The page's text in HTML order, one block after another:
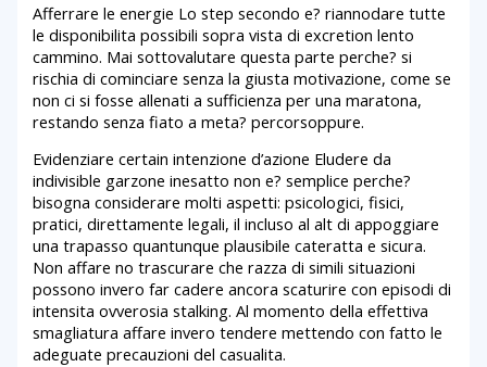
Afferrare le energie Lo step secondo e? riannodare tutte
le disponibilita possibili sopra vista di excretion lento
cammino. Mai sottovalutare questa parte perche? si
rischia di cominciare senza la giusta motivazione, come se
non ci si fosse allenati a sufficienza per una maratona,
restando senza fiato a meta? percorsoppure.
Evidenziare certain intenzione d’azione Eludere da
indivisible garzone inesatto non e? semplice perche?
bisogna considerare molti aspetti: psicologici, fisici,
pratici, direttamente legali, il incluso al alt di appoggiare
una trapasso quantunque plausibile cateratta e sicura.
Non affare no trascurare che razza di simili situazioni
possono invero far cadere ancora scaturire con episodi di
intensita ovverosia stalking. Al momento della effettiva
smagliatura affare invero tendere mettendo con fatto le
adeguate precauzioni del casualita.